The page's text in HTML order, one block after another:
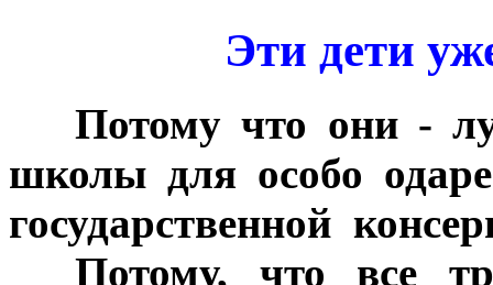
Эти дети
Потому что они -
школы для особо
государственной
Потому, что все